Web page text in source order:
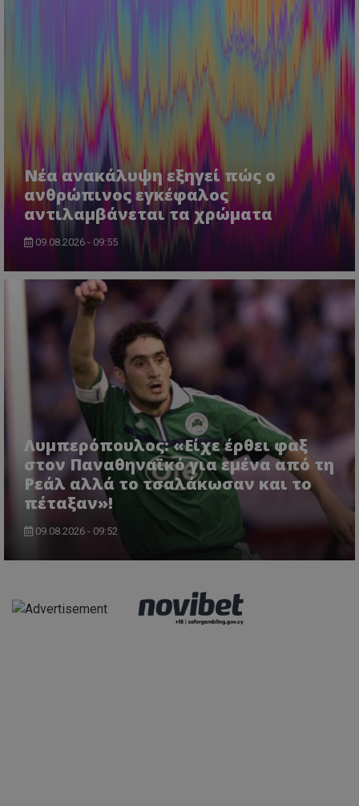
Νέα ανακάλυψη εξηγεί πώς ο
ανθρώπινος εγκέφαλος
αντιλαμβάνεται τα χρώματα
09.08.2026 - 09:55
Λυμπερόπουλος: «Είχε έρθει φαξ
στον Παναθηναϊκό για εμένα από τη
Ρεάλ αλλά το τσαλάκωσαν και το
πέταξαν»!
09.08.2026 - 09:52